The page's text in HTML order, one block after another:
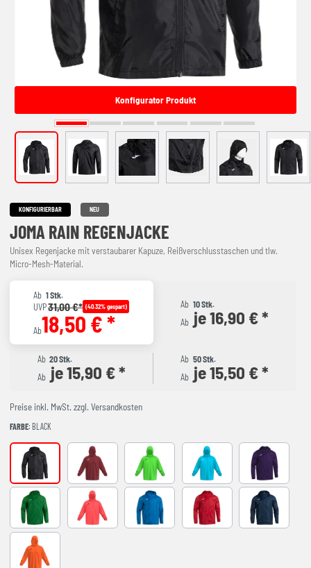
Konfigurator Produkt
KONFIGURIERBAR NEU
JOMA RAIN REGENJACKE
Unisex Regenjacke mit verstaubarer Kapuze, Reißverschlusstaschen und tlw.
Micro-Mesh-Material.
Ab 1 Stk.
UVP31,00 €* (40.32% gespart)
Ab18,50 € *
Ab 10 Stk.
Ab je 16,90 € *
Ab 20 Stk.
Ab je 15,90 € *
Ab 50 Stk.
Ab je 15,50 € *
Preise inkl. MwSt. zzgl. Versandkosten
FARBE: BLACK
BLACK BURGUNDY FLUOR GREEN FLUOR TURQUOISE VIOLET
GREEN NARANJA FLUOR ROYAL red NAVY
orange